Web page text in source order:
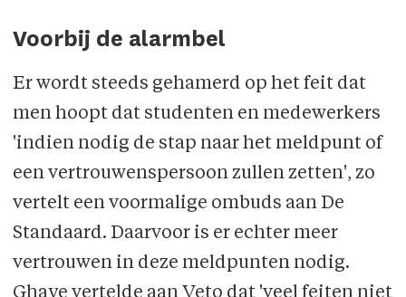
Voorbij de alarmbel
Er wordt steeds gehamerd op het feit dat
men hoopt dat studenten en medewerkers
'indien nodig de stap naar het meldpunt of
een vertrouwenspersoon zullen zetten', zo
vertelt een voormalige ombuds aan De
Standaard. Daarvoor is er echter meer
vertrouwen in deze meldpunten nodig.
Ghaye vertelde aan Veto dat 'veel feiten niet